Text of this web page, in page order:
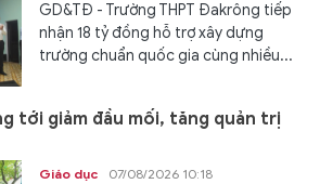
GD&TĐ - Trường THPT Đakrông tiếp
nhận 18 tỷ đồng hỗ trợ xây dựng
trường chuẩn quốc gia cùng nhiều...
tới giảm đầu mối, tăng quản trị
Giáo dục 07/08/2026 10:18